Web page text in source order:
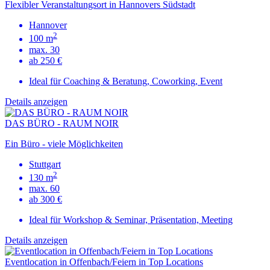
Flexibler Veranstaltungsort in Hannovers Südstadt
Hannover
100 m2
max. 30
ab 250 €
Ideal für Coaching & Beratung, Coworking, Event
Details anzeigen
DAS BÜRO - RAUM NOIR
Ein Büro - viele Möglichkeiten
Stuttgart
130 m2
max. 60
ab 300 €
Ideal für Workshop & Seminar, Präsentation, Meeting
Details anzeigen
Eventlocation in Offenbach/Feiern in Top Locations